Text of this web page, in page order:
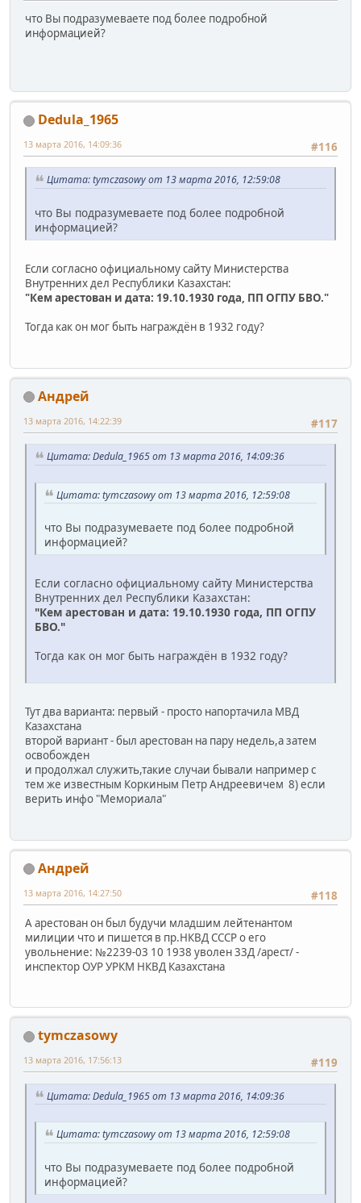
что Вы подразумеваете под более подробной
информацией?
Dedula_1965
#116
13 марта 2016, 14:09:36
Цитата: tymczasowy от 13 марта 2016, 12:59:08
что Вы подразумеваете под более подробной
информацией?
Если согласно официальному сайту Министерства
Внутренних дел Республики Казахстан:
"Кем арестован и дата: 19.10.1930 года, ПП ОГПУ БВО."
Тогда как он мог быть награждён в 1932 году?
Андрей
#117
13 марта 2016, 14:22:39
Цитата: Dedula_1965 от 13 марта 2016, 14:09:36
Цитата: tymczasowy от 13 марта 2016, 12:59:08
что Вы подразумеваете под более подробной
информацией?
Если согласно официальному сайту Министерства
Внутренних дел Республики Казахстан:
"Кем арестован и дата: 19.10.1930 года, ПП ОГПУ
БВО."
Тогда как он мог быть награждён в 1932 году?
Тут два варианта: первый - просто напортачила МВД
Казахстана
второй вариант - был арестован на пару недель,а затем
освобожден
и продолжал служить,такие случаи бывали например с
тем же известным Коркиным Петр Андреевичем 8) если
верить инфо "Мемориала"
Андрей
#118
13 марта 2016, 14:27:50
А арестован он был будучи младшим лейтенантом
милиции что и пишется в пр.НКВД СССР о его
увольнение: №2239-03 10 1938 уволен 33Д /арест/ -
инспектор ОУР УРКМ НКВД Казахстана
tymczasowy
#119
13 марта 2016, 17:56:13
Цитата: Dedula_1965 от 13 марта 2016, 14:09:36
Цитата: tymczasowy от 13 марта 2016, 12:59:08
что Вы подразумеваете под более подробной
информацией?